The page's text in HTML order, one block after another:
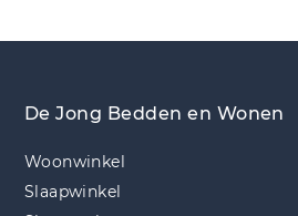
De Jong Bedden en Wonen
Woonwinkel
Slaapwinkel